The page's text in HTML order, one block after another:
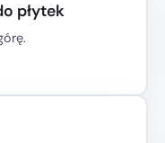
płytek